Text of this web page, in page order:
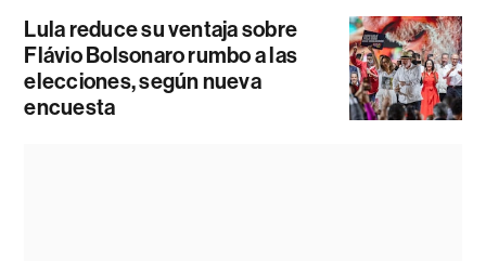
Lula reduce su ventaja sobre
Flávio Bolsonaro rumbo a las
elecciones, según nueva
encuesta